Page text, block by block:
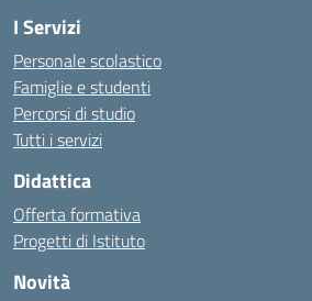
I Servizi
Personale scolastico
Famiglie e studenti
Percorsi di studio
Tutti i servizi
Didattica
Offerta formativa
Progetti di Istituto
Novità